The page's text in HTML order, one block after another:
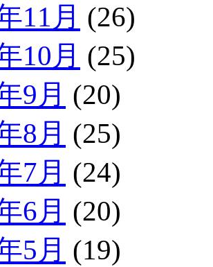
11月 (26)
10月 (25)
9月 (20)
8月 (25)
7月 (24)
6月 (20)
5月 (19)